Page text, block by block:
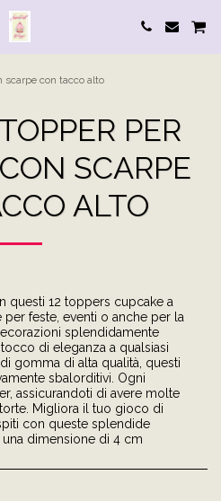
scarpe con tacco alto
PER
SCARPE
ALTO
questi 12 toppers cupcake a
feste, eventi o anche per la
splendidamente
di eleganza a qualsiasi
gomma di alta qualità, questi
sbalorditivi. Ogni
assicurandoti di avere molte
Migliora il tuo gioco di
con queste splendide
dimensione di 4 cm